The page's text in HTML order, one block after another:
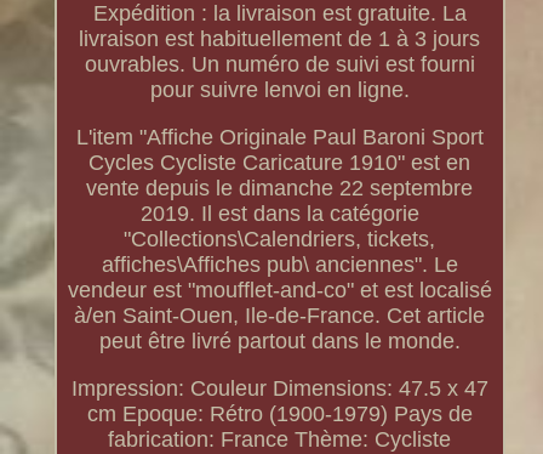
Expédition : la livraison est gratuite. La
livraison est habituellement de 1 à 3 jours
ouvrables. Un numéro de suivi est fourni
pour suivre lenvoi en ligne.
L'item "Affiche Originale Paul Baroni Sport
Cycles Cycliste Caricature 1910" est en
vente depuis le dimanche 22 septembre
2019. Il est dans la catégorie
"Collections\Calendriers, tickets,
affiches\Affiches pub\ anciennes". Le
vendeur est "moufflet-and-co" et est localisé
à/en Saint-Ouen, Ile-de-France. Cet article
peut être livré partout dans le monde.
Impression: Couleur Dimensions: 47.5 x 47
cm Epoque: Rétro (1900-1979) Pays de
fabrication: France Thème: Cycliste